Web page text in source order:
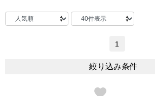
1
絞り込み条件